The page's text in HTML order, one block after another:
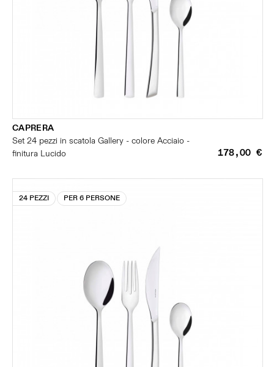
CAPRERA
Set 24 pezzi in scatola Gallery - colore Acciaio -
finitura Lucido
178,00 €
24 PEZZI PER 6 PERSONE